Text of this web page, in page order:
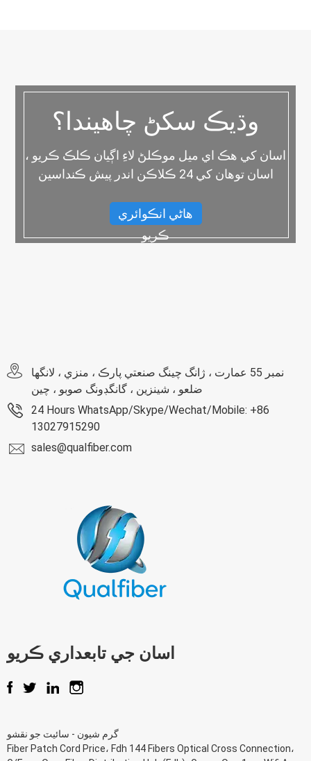
وڌيڪ سکڻ چاهيندا؟
اسان کي هڪ اي ميل موڪلڻ لاءِ اڳيان ڪلڪ ڪريو ،
اسان توهان کي 24 ڪلاڪن اندر پيش ڪنداسين
هاڻي انڪوائري
ڪريو
نمبر 55 عمارت ، ژانگ چينگ صنعتي پارڪ ، منزي ، لانگها
ضلعو ، شينزين ، گانگڊونگ صوبو ، چين
24 Hours WhatsApp/Skype/Wechat/Mobile: +86
13027915290
sales@qualfiber.com
اسان جي تابعداري ڪريو
گرم شيون - سائيٽ جو نقشو
Fiber Patch Cord Price، Fdh 144 Fibers Optical Cross Connection،